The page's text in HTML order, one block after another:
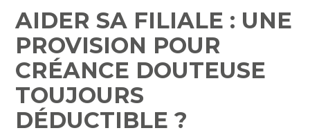
AIDER SA FILIALE : UNE
PROVISION POUR
CRÉANCE DOUTEUSE
TOUJOURS
DÉDUCTIBLE ?